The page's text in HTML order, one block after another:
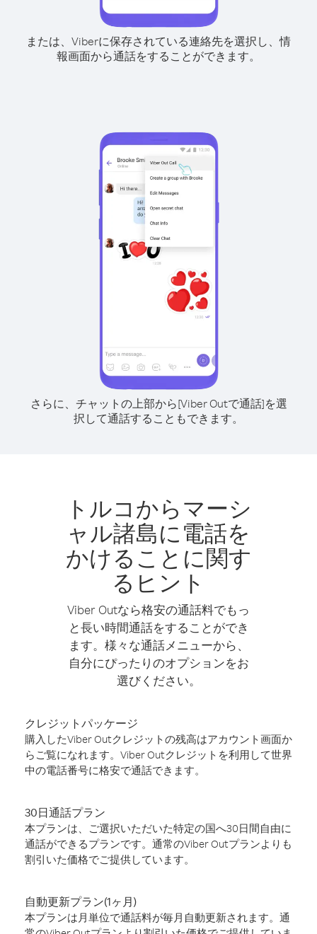
または、Viberに保存されている連絡先を選択し、情
報画面から通話をすることができます。
さらに、チャットの上部から[Viber Outで通話]を選
択して通話することもできます。
トルコからマーシ
ャル諸島に電話を
かけることに関す
るヒント
Viber Outなら格安の通話料でもっ
と長い時間通話をすることができ
ます。様々な通話メニューから、
自分にぴったりのオプションをお
選びください。
クレジットパッケージ
購入したViber Outクレジットの残高はアカウント画面か
らご覧になれます。Viber Outクレジットを利用して世界
中の電話番号に格安で通話できます。
30日通話プラン
本プランは、ご選択いただいた特定の国へ30日間自由に
通話ができるプランです。通常のViber Outプランよりも
割引いた価格でご提供しています。
自動更新プラン(1ヶ月)
本プランは月単位で通話料が毎月自動更新されます。通